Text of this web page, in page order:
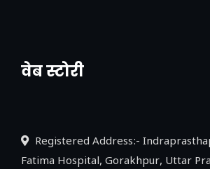
वेब स्टोरी
नया एक्सप्रेसवे: पूर्वांचल का लक,
Registered Address:-
Fatima Hospital, Gorakhpur, Uttar